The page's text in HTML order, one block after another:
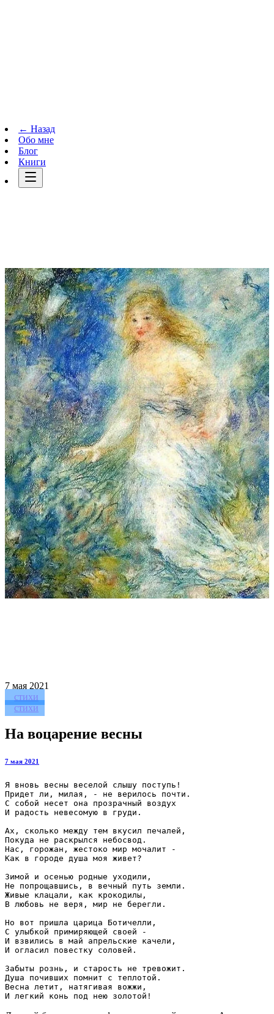
← Назад
Обо мне
Блог
Книги
7 мая 2021
стихи
стихи
На воцарение весны
7 мая 2021
Я вновь весны веселой слышу поступь!
Придет ли, милая, - не верилось почти.
С собой несет она прозрачный воздух
И радость невесомую в груди.
Ах, сколько между тем вкусил печалей,
Покуда не раскрылся небосвод.
Нас, горожан, жестоко мир мочалит -
Как в городе душа моя живет?
Зимой и осенью родные уходили,
Не попрощавшись, в вечный путь земли.
Живые клацали, как крокодилы,
В любовь не веря, мир не берегли.
Но вот пришла царица Ботичелли,
С улыбкой примиряющей своей -
И взвились в май апрельские качели,
И огласил повестку соловей.
Забыты рознь, и старость не тревожит.
Душа почивших помнит с теплотой.
Весна летит, натягивая вожжи,